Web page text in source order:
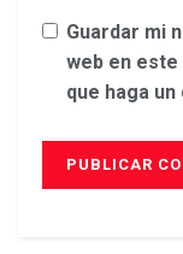
Guardar mi
web en este
que haga